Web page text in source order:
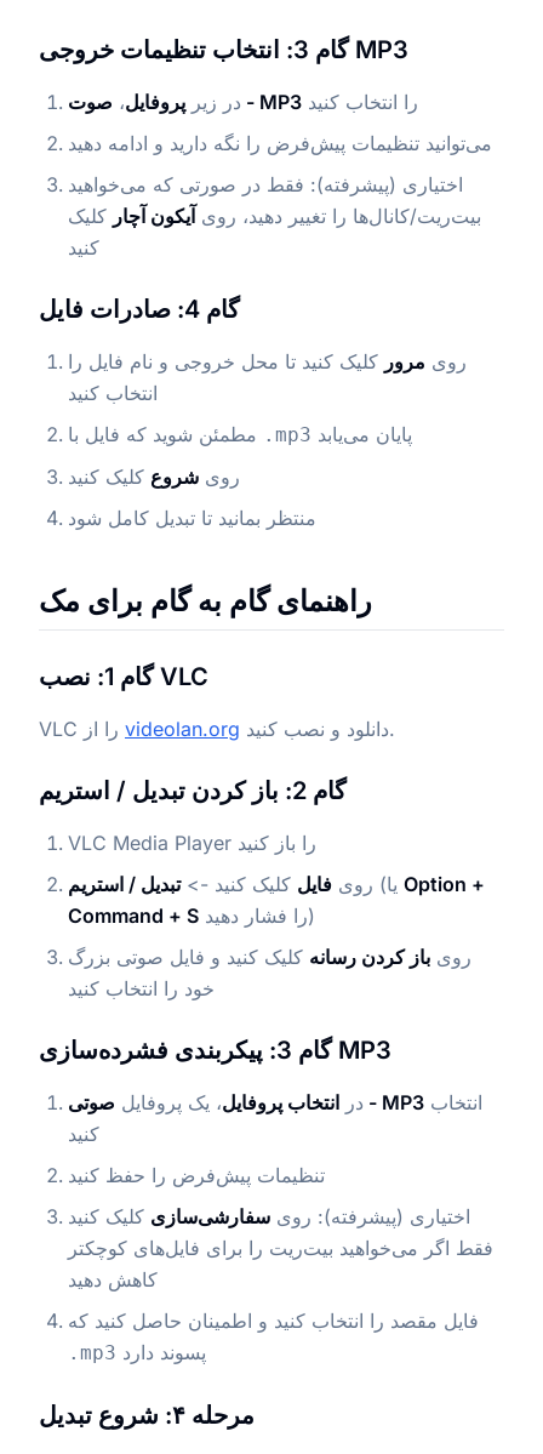
گام 3: انتخاب تنظیمات خروجی MP3
در زیر پروفایل، صوت - MP3 را انتخاب کنید
می‌توانید تنظیمات پیش‌فرض را نگه دارید و ادامه دهید
اختیاری (پیشرفته): فقط در صورتی که می‌خواهید
بیت‌ریت/کانال‌ها را تغییر دهید، روی آیکون آچار کلیک
کنید
گام 4: صادرات فایل
روی مرور کلیک کنید تا محل خروجی و نام فایل را
انتخاب کنید
.mp3 پایان می‌یابد
روی شروع کلیک کنید
منتظر بمانید تا تبدیل کامل شود
راهنمای گام به گام برای مک
گام 1: نصب VLC
videolan.org دانلود و نصب کنید.
گام 2: باز کردن تبدیل / استریم
VLC Media Player را باز کنید
روی فایل کلیک کنید ->تبدیل / استریم
Option +
Command + S
را فشار دهید)
روی باز کردن رسانه کلیک کنید و فایل صوتی بزرگ
خود را انتخاب کنید
گام 3: پیکربندی فشرده‌سازی MP3
در انتخاب پروفایل، یک پروفایل صوتی - MP3
کنید
تنظیمات پیش‌فرض را حفظ کنید
اختیاری (پیشرفته): روی سفارشی‌سازی کلیک کنید
فقط اگر می‌خواهید بیت‌ریت را برای فایل‌های کوچکتر
کاهش دهید
فایل مقصد را انتخاب کنید و اطمینان حاصل کنید که
.mp3 پسوند دارد
مرحله ۴: شروع تبدیل